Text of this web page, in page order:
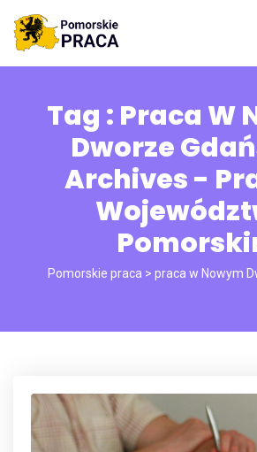
Tag : Praca W
Dworze
Archives -
Pomorskie praca > praca w Nowym